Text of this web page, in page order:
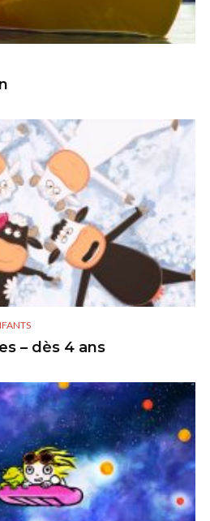
– dès 4 ans